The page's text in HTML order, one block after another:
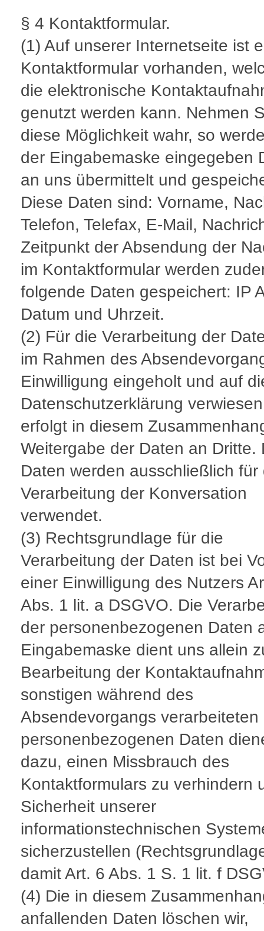
§ 4 Kontaktformular.
(1) Auf unserer Internetseite ist
Kontaktformular vorhanden,
die elektronische
genutzt werden kann. Nehmen
diese Möglichkeit wahr, so
der Eingabemaske eingegeben
an uns übermittelt und
Diese Daten sind: Vorname,
Telefon, Telefax, E-Mail,
Zeitpunkt der Absendung der
im Kontaktformular werden
folgende Daten gespeichert: IP
Datum und Uhrzeit.
(2) Für die Verarbeitung der
im Rahmen des
Einwilligung eingeholt und auf
Datenschutzerklärung
erfolgt in diesem
Weitergabe der Daten an Dritte.
Daten werden ausschließlich für
Verarbeitung der Konversation
verwendet.
(3) Rechtsgrundlage für die
Verarbeitung der Daten ist bei
einer Einwilligung des Nutzers
Abs. 1 lit. a DSGVO. Die
der personenbezogenen Daten
Eingabemaske dient uns allein
Bearbeitung der
sonstigen während des
Absendevorgangs verarbeiteten
personenbezogenen Daten
dazu, einen Missbrauch des
Kontaktformulars zu verhindern
Sicherheit unserer
informationstechnischen
sicherzustellen
damit Art. 6 Abs. 1 S. 1 lit. f
(4) Die in diesem
anfallenden Daten löschen wir,